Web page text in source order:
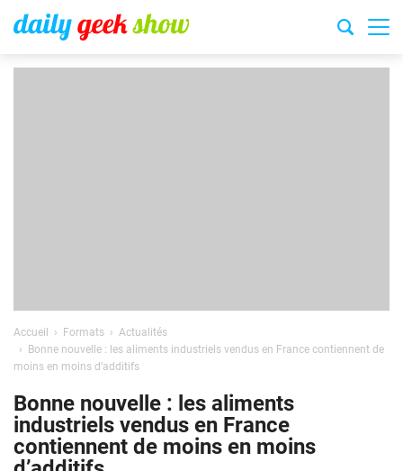
Accueil Formats
Actualités
Bonne nouvelle : les aliments industriels vendus en France contiennent de
moins en moins d’additifs
Bonne nouvelle : les aliments
industriels vendus en France
contiennent de moins en moins